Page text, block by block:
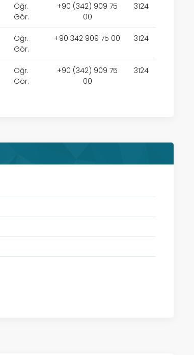
Öğr.
Gör.
+90 (342) 909 75
00
3124
Öğr.
Gör.
+90 342 909 75 00 3124
Öğr.
Gör.
+90 (342) 909 75
00
3124